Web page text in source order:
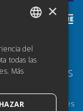
RECURSOS
para Instituciones
ENGLISH
×
del
todas las
Más